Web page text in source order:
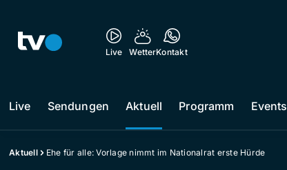
Live WetterKontakt
Live Sendungen Aktuell Programm Events
Aktuell Ehe für alle: Vorlage nimmt im Nationalrat erste Hürde